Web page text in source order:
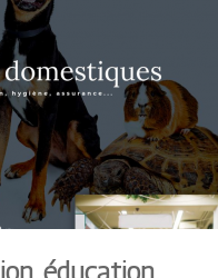
éducation,